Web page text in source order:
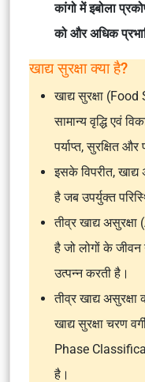
कांगो में इबोला
को और अधिक
खाद्य सुरक्षा क्या है?
खाद्य सुरक्षा
सामान्य वृद्धि एवं
पर्याप्त, सुरक्षित
इसके विपरीत,
है जब उपर्युक्त
तीव्र खाद्य
है जो लोगों के जीवन
उत्पन्न करती है।
तीव्र खाद्य
खाद्य सुरक्षा चरण
Phase
है।